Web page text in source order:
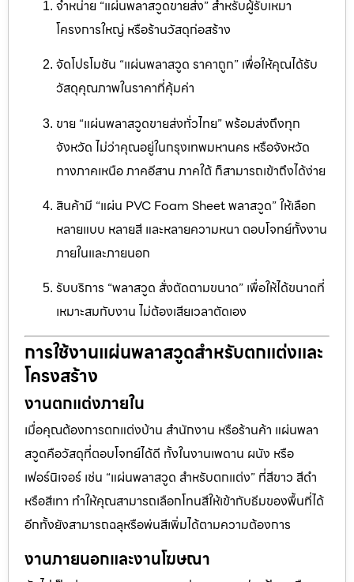
จำหน่าย “แผ่นพลาสวูดขายส่ง” สำหรับผู้รับเหมา
โครงการใหญ่ หรือร้านวัสดุก่อสร้าง
จัดโปรโมชัน “แผ่นพลาสวูด ราคาถูก” เพื่อให้คุณได้รับ
วัสดุคุณภาพในราคาที่คุ้มค่า
ขาย “แผ่นพลาสวูดขายส่งทั่วไทย” พร้อมส่งถึงทุก
จังหวัด ไม่ว่าคุณอยู่ในกรุงเทพมหานคร หรือจังหวัด
ทางภาคเหนือ ภาคอีสาน ภาคใต้ ก็สามารถเข้าถึงได้ง่าย
สินค้ามี “แผ่น PVC Foam Sheet พลาสวูด” ให้เลือก
หลายแบบ หลายสี และหลายความหนา ตอบโจทย์ทั้งงาน
ภายในและภายนอก
รับบริการ “พลาสวูด สั่งตัดตามขนาด” เพื่อให้ได้ขนาดที่
เหมาะสมกับงาน ไม่ต้องเสียเวลาตัดเอง
การใช้งานแผ่นพลาสวูดสำหรับตกแต่งและ
โครงสร้าง
งานตกแต่งภายใน
เมื่อคุณต้องการตกแต่งบ้าน สำนักงาน หรือร้านค้า แผ่นพลา
สวูดคือวัสดุที่ตอบโจทย์ได้ดี ทั้งในงานเพดาน ผนัง หรือ
เฟอร์นิเจอร์ เช่น “แผ่นพลาสวูด สำหรับตกแต่ง” ที่สีขาว สีดำ
หรือสีเทา ทำให้คุณสามารถเลือกโทนสีให้เข้ากับธีมของพื้นที่ได้
อีกทั้งยังสามารถฉลุหรือพ่นสีเพิ่มได้ตามความต้องการ
งานภายนอกและงานโฆษณา